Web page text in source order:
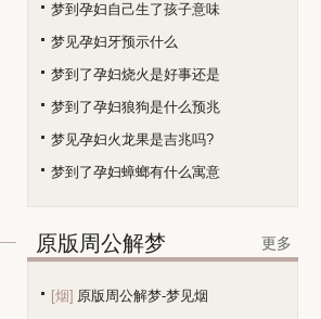
梦到孕妇自己生了孩子意味
梦见孕妇牙预示什么
梦到了孕妇烧火是好事还是
梦到了孕妇狼狗是什么预兆
梦见孕妇火龙果是吉兆吗?
梦到了孕妇蟑螂有什么寓意
原版周公解梦 更多
[烟] 原版周公解梦-梦见烟